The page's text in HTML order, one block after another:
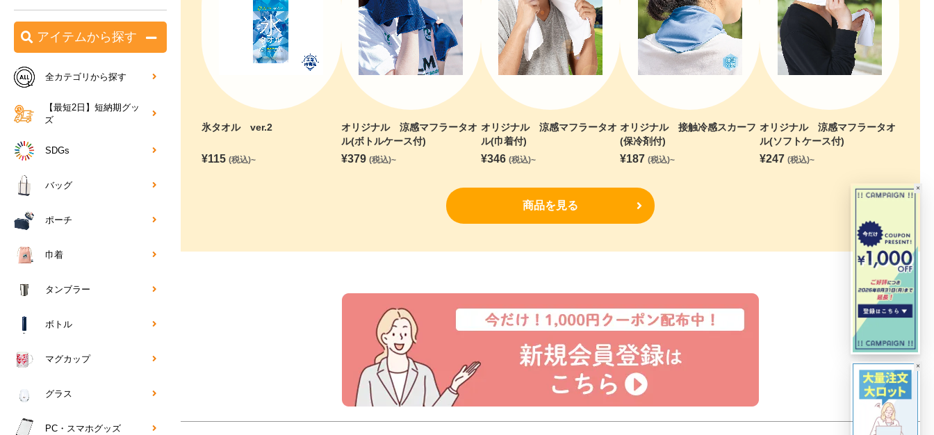
氷タオル ver.2
¥115 (税込)~
オリジナル 涼感マフラータオ
ル(ボトルケース付)
¥379 (税込)~
オリジナル 涼感マフラータオ
ル(巾着付)
¥346 (税込)~
オリジナル 接触冷感スカーフ
(保冷剤付)
¥187 (税込)~
オリジナル 涼感マフラータオ
ル(ソフトケース付)
¥247 (税込)~
商品を見る
アイテムから探す
全カテゴリから探す
【最短2日】短納期グッ
ズ
SDGs
バッグ
ポーチ
巾着
タンブラー
ボトル
マグカップ
グラス
PC・スマホグッズ
×
×